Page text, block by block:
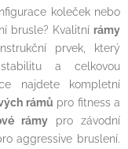
koleček nebo
brusle? Kvalitní rámy
prvek, který
a celkovou
najdete kompletní
rámů pro fitness a
rámy pro závodní
aggressive bruslení.